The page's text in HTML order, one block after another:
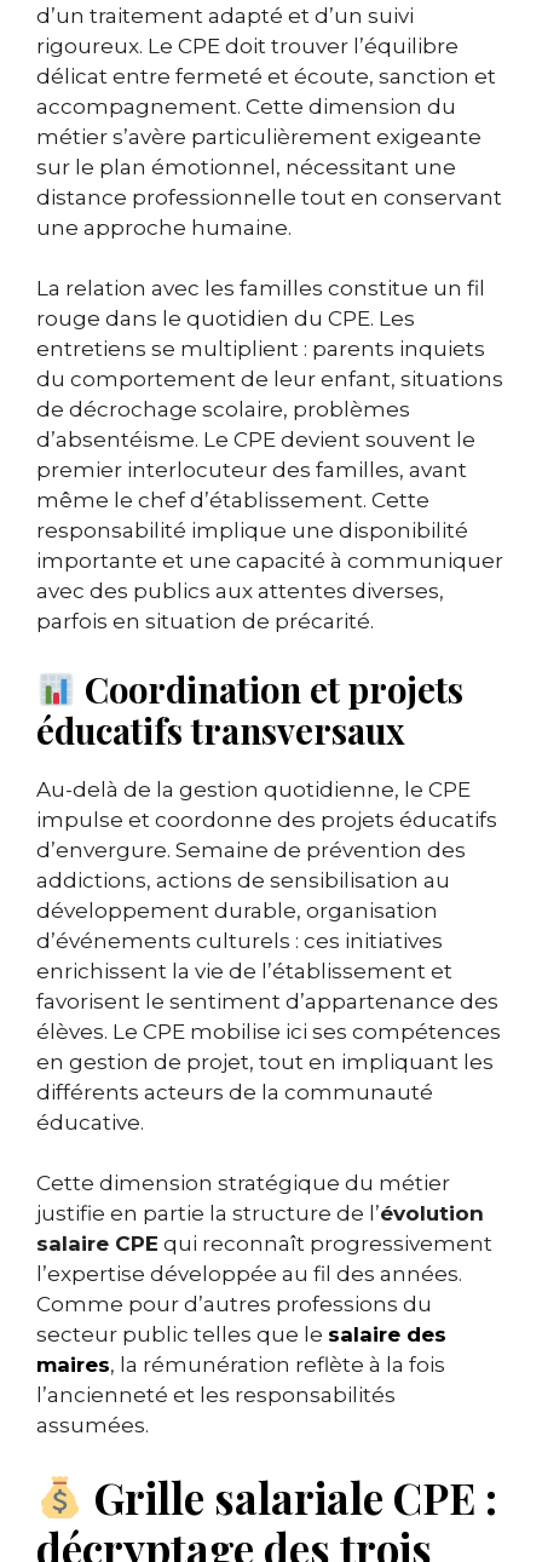
d’un traitement adapté et d’un suivi
rigoureux. Le CPE doit trouver l’équilibre
délicat entre fermeté et écoute, sanction et
accompagnement. Cette dimension du
métier s’avère particulièrement exigeante
sur le plan émotionnel, nécessitant une
distance professionnelle tout en conservant
une approche humaine.
La relation avec les familles constitue un fil
rouge dans le quotidien du CPE. Les
entretiens se multiplient : parents inquiets
du comportement de leur enfant, situations
de décrochage scolaire, problèmes
d’absentéisme. Le CPE devient souvent le
premier interlocuteur des familles, avant
même le chef d’établissement. Cette
responsabilité implique une disponibilité
importante et une capacité à communiquer
avec des publics aux attentes diverses,
parfois en situation de précarité.
Coordination et projets
éducatifs transversaux
Au-delà de la gestion quotidienne, le CPE
impulse et coordonne des projets éducatifs
d’envergure. Semaine de prévention des
addictions, actions de sensibilisation au
développement durable, organisation
d’événements culturels : ces initiatives
enrichissent la vie de l’établissement et
favorisent le sentiment d’appartenance des
élèves. Le CPE mobilise ici ses compétences
en gestion de projet, tout en impliquant les
différents acteurs de la communauté
éducative.
Cette dimension stratégique du métier
justifie en partie la structure de l’évolution
salaire CPE qui reconnaît progressivement
l’expertise développée au fil des années.
Comme pour d’autres professions du
secteur public telles que le salaire des
maires, la rémunération reflète à la fois
l’ancienneté et les responsabilités
assumées.
Grille salariale CPE :
décryptage des trois